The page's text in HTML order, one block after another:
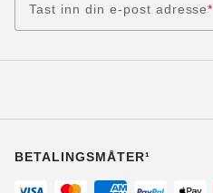
Tast inn din e-post adresse*
BETALINGSMÅTER¹